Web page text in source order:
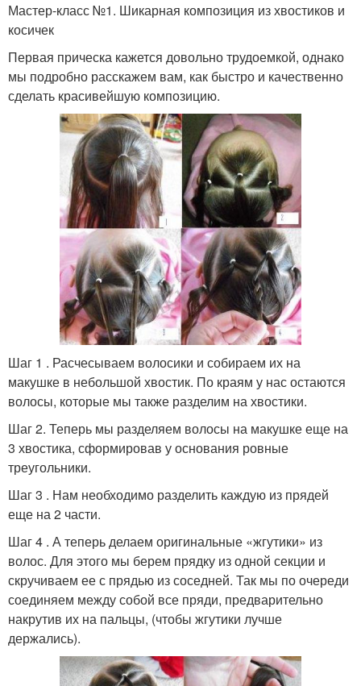
Мастер-класс №1. Шикарная композиция из хвостиков и
косичек
Первая прическа кажется довольно трудоемкой, однако
мы подробно расскажем вам, как быстро и качественно
сделать красивейшую композицию.
Шаг 1 . Расчесываем волосики и собираем их на
макушке в небольшой хвостик. По краям у нас остаются
волосы, которые мы также разделим на хвостики.
Шаг 2. Теперь мы разделяем волосы на макушке еще на
3 хвостика, сформировав у основания ровные
треугольники.
Шаг 3 . Нам необходимо разделить каждую из прядей
еще на 2 части.
Шаг 4 . А теперь делаем оригинальные «жгутики» из
волос. Для этого мы берем прядку из одной секции и
скручиваем ее с прядью из соседней. Так мы по очереди
соединяем между собой все пряди, предварительно
накрутив их на пальцы, (чтобы жгутики лучше
держались).